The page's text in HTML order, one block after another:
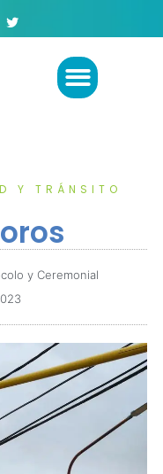
Y TRÁNSITO
y Ceremonial